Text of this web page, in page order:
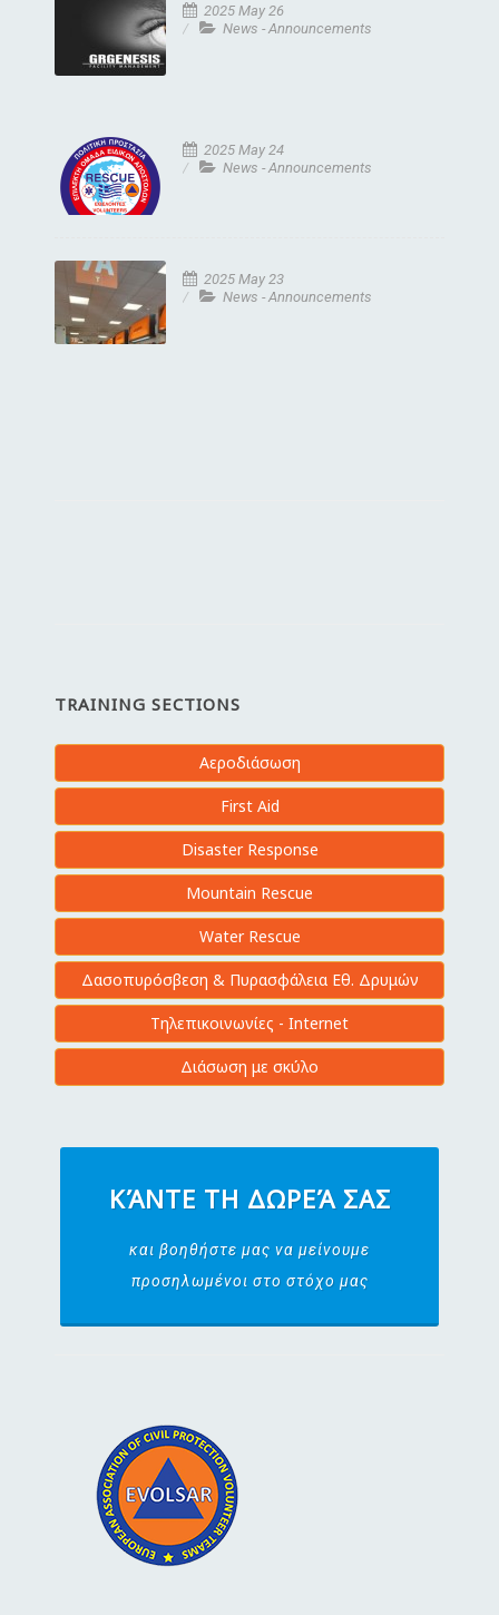
2025 May 26
News - Announcements
2025 May 24
News - Announcements
2025 May 23
News - Announcements
TRAINING SECTIONS
Αεροδιάσωση
First Aid
Disaster Response
Mountain Rescue
Water Rescue
Δασοπυρόσβεση & Πυρασφάλεια Εθ. Δρυμών
Τηλεπικοινωνίες - Internet
Διάσωση με σκύλο
ΚΆΝΤΕ ΤΗ ΔΩΡΕΆ ΣΑΣ
και βοηθήστε μας να μείνουμε
προσηλωμένοι στο στόχο μας